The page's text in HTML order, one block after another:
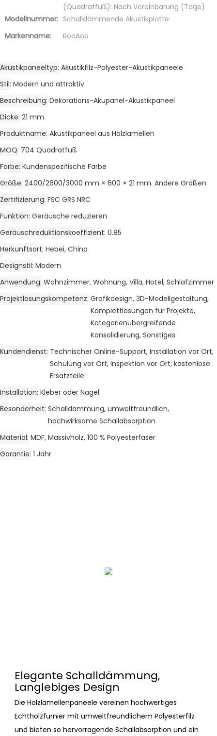
(Quadratfuß): Nach Vereinbarung (Tage)
Modellnummer: Schalldämmende Akustikplatte
Markenname:
RooAoo
Akustikpaneeltyp Akustikfilz-Polyester-Akustikpaneele
Stil Modern und attraktiv
Beschreibung Dekorations-Akupanel-Akustikpaneel
Dicke 21 mm
Produktname Akustikpaneel aus Holzlamellen
MOQ 704 Quadratfuß
Farbe Kundenspezifische Farbe
Größe 2400/2600/3000 mm × 600 × 21 mm. Andere Größen
Zertifizierung FSC GRS NRC
Funktion Geräusche reduzieren
Geräuschreduktionskoeffizient 0.85
Herkunftsort Hebei, China
Designstil Modern
Anwendung Wohnzimmer, Wohnung, Villa, Hotel, Schlafzimmer
Projektlösungskompetenz Grafikdesign, 3D-Modellgestaltung,
Komplettlösungen für Projekte,
Kategorienübergreifende
Konsolidierung, Sonstiges
Kundendienst Technischer Online-Support, Installation vor Ort,
Schulung vor Ort, Inspektion vor Ort, kostenlose
Ersatzteile
Installation Kleber oder Nagel
Besonderheit Schalldämmung, umweltfreundlich,
hochwirksame Schallabsorption
Material MDF, Massivholz, 100 % Polyesterfaser
Garantie 1 Jahr
Elegante Schalldämmung,
Langlebiges Design
Die Holzlamellenpaneele vereinen hochwertiges
Echtholzfurnier mit umweltfreundlichem Polyesterfilz
und bieten so hervorragende Schallabsorption und ein